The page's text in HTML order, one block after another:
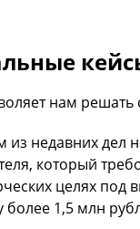
нам решать
из недавних дел
который
целях под
более 1,5 млн